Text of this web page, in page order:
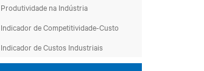
Produtividade na Indústria
Indicador de Competitividade-Custo
Indicador de Custos Industriais